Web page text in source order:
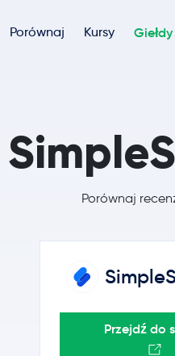
Porównaj Kursy
Porównaj
Przejdź do